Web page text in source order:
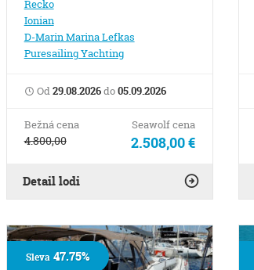
Řecko
Ionian
D-Marin Marina Lefkas
Puresailing Yachting
Od 29.08.2026do05.09.2026
Bežná cena
4.800,00
Seawolf cena
2.508,00 €
Detail lodi
Sleva47.75%